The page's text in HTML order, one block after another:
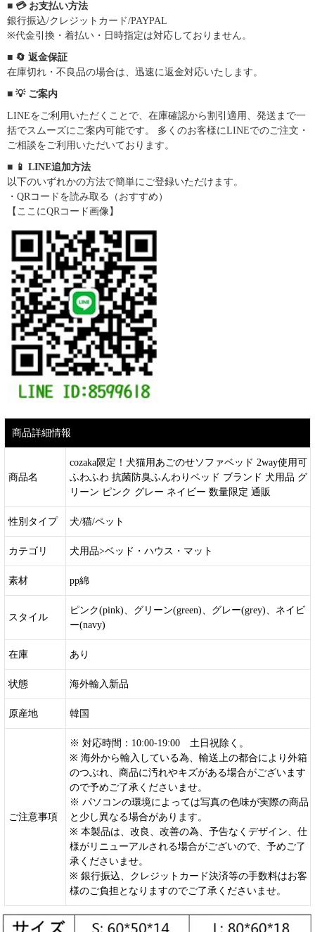
■ 💳 お支払い方法
銀行振込/クレジットカード/PAYPAL
※代金引換・着払い・日時指定は対応しておりません。
■ 🔄 返金保証
在庫切れ・不良品の場合は、迅速に返金対応いたします。
■ 💡 ご案内
LINEをご利用いただくことで、在庫確認から割引適用、発送まで一
括でスムーズにご案内可能です。 多くのお客様にLINEでのご注文・
ご相談をご利用いただいております。
■ 📱 LINE追加方法
以下のいずれかの方法で簡単にご登録いただけます。
・QRコードを読み取る（おすすめ）
【ここにQRコード画像】
商品詳細情報
商品名
cozaka限定！犬猫用あごのせソファベッド 2way使用可
ふわふわ 抗菌防臭ふんわりベッド ブランド 犬用品 グ
リーン ピンク グレー ネイビー 数量限定 通販
性別タイプ 犬/猫/ペット
カテゴリ 犬用品>ベッド・ハウス・マット
素材 pp綿
スタイル
ピンク(pink)、グリーン(green)、グレー(grey)、ネイビ
ー(navy)
在庫 あり
状態 海外輸入新品
原産地 韓国
ご注意事項
※ 対応時間：10:00-19:00 土日祝除く。
※ 海外から輸入している為、輸送上の都合により外箱
のつぶれ、商品に汚れやキズがある場合がございます
ので予めご了承くださいませ。
※ パソコンの環境によっては写真の色味が実際の商品
と少し異なる場合があります。
※ 本製品は、改良、改善の為、予告なくデザイン、仕
様がリニューアルされる場合がございので、予めご了
承くださいませ。
※ 銀行振込、クレジットカード決済等の手数料はお客
様のご負担となりますのでご了承くださいませ。